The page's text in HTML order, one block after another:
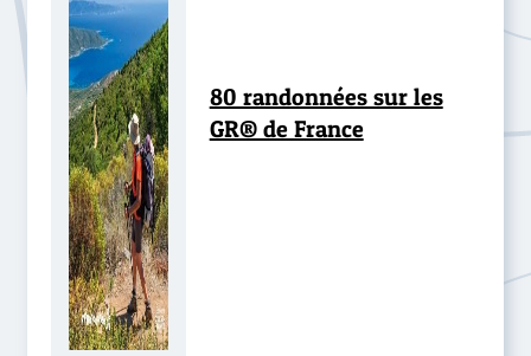
80 randonnées sur les
GR® de France